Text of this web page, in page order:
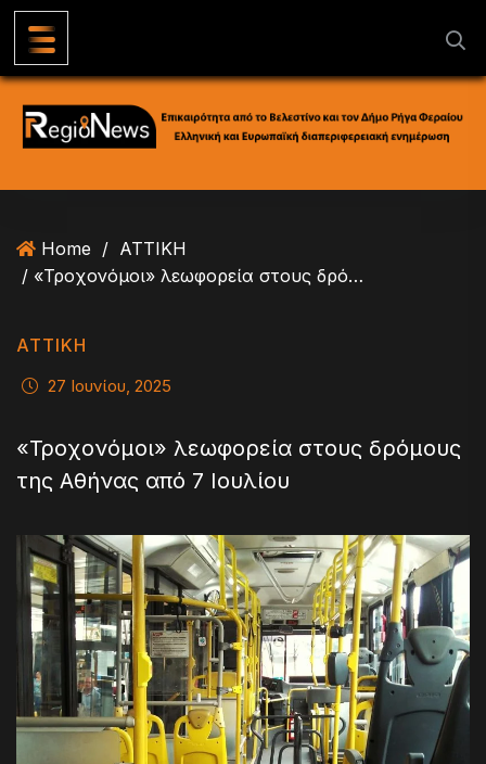
Home / ΑΤΤΙΚΗ
/ «Τροχονόμοι» λεωφορεία στους δρόμους της Αθήνας από 7 Ιουλίου
ΑΤΤΙΚΗ
27 Ιουνίου, 2025
«Τροχονόμοι» λεωφορεία στους δρόμους
της Αθήνας από 7 Ιουλίου